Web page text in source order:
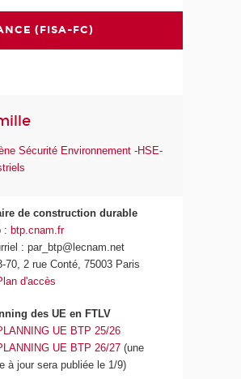
(FISA-FC)
Sécurité Environnement -HSE-
de construction durable
: btp.cnam.fr
: par_btp@lecnam.net
70, 2 rue Conté, 75003 Paris
d'accès
des UE en FTLV
UE BTP 25/26
UE BTP 26/27 (une
à jour sera publiée le 1/9)